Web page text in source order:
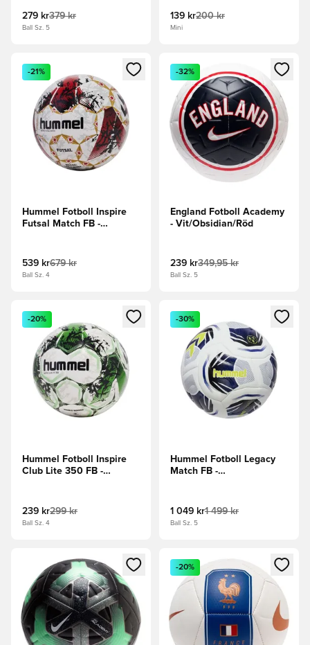
279 kr379 kr
Ball Sz. 5
139 kr200 kr
Mini
Öppnar en Modal för att logga in eller registrera dig som
-21%
Hummel Fotboll Inspire
Futsal Match FB -
539 kr679 kr
Ball Sz. 4
Öppnar en Modal för att
-32%
England Fotboll Academy
- Vit/Obsidian/Röd
239 kr349,95 kr
Ball Sz. 5
Öppnar en Modal för att logga in eller registrera dig som
-20%
Hummel Fotboll Inspire
Club Lite 350 FB -
239 kr299 kr
Ball Sz. 4
Öppnar en Modal för att
-30%
Hummel Fotboll Legacy
Match FB -
1 049 kr1 499 kr
Ball Sz. 5
Öppnar en Modal för att logga in eller registrera dig som
Öppnar en Modal för att
-20%